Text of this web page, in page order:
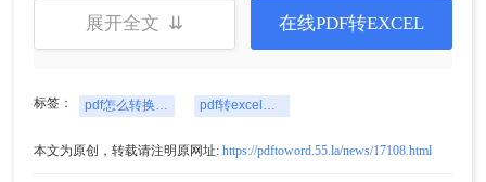
1、打开在线PDF转EXCEL网址：
https://pdftoword.55.la/pdf-to-excel/
展开全文 ⇊ 在线PDF转EXCEL
标签： pdf怎么转换成excel表格 pdf转excel表格
本文为原创，转载请注明原网址: https://pdftoword.55.la/news/17108.html